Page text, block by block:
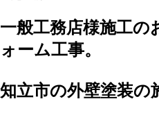
一般工務店様施工の
ォーム工事。
知立市の外壁塗装の